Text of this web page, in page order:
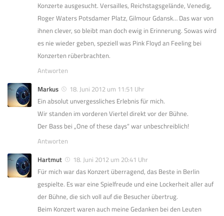
Konzerte ausgesucht. Versailles, Reichstagsgelände, Venedig,
Roger Waters Potsdamer Platz, Gilmour Gdansk… Das war von
ihnen clever, so bleibt man doch ewig in Erinnerung. Sowas wird
es nie wieder geben, speziell was Pink Floyd an Feeling bei
Konzerten rüberbrachten.
Antworten
Markus
18. Juni 2012 um 11:51 Uhr
Ein absolut unvergessliches Erlebnis für mich.
Wir standen im vorderen Viertel direkt vor der Bühne.
Der Bass bei „One of these days“ war unbeschreiblich!
Antworten
Hartmut
18. Juni 2012 um 20:41 Uhr
Für mich war das Konzert überragend, das Beste in Berlin
gespielte. Es war eine Spielfreude und eine Lockerheit aller auf
der Bühne, die sich voll auf die Besucher übertrug.
Beim Konzert waren auch meine Gedanken bei den Leuten